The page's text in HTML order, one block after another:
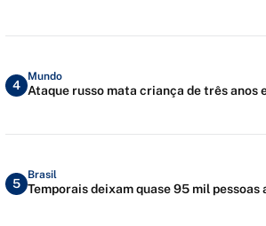
4
Mundo
Ataque russo mata criança de três anos
5
Brasil
Temporais deixam quase 95 mil pessoas